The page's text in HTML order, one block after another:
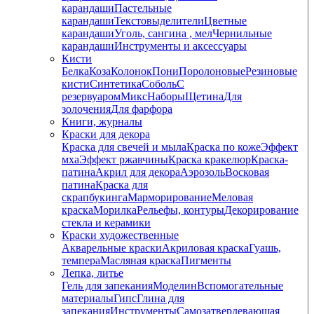
карандашиПастельные
карандашиТекстовыделителиЦветные
карандашиУголь, сангина , мелЧернильные
карандашиИнструменты и аксессуары
Кисти
БелкаКозаКолонокПониПоролоновыеРезиновые
кистиСинтетикаСобольС
резервуаромМиксНаборыЩетинаДля
золоченияДля фарфора
Книги, журналы
Краски для декора
Краска для свечей и мылаКраска по кожеЭффект
мхаЭффект ржавчиныКраска кракелюрКраска-
патинаАкрил для декораАэрозольВосковая
патинаКраска для
скрапбукингаМарморированиеМеловая
краскаМорилкаРельефы, контурыДекорирование
стекла и керамики
Краски художественные
Акварельные краскиАкриловая краскаГуашь,
темпераМасляная краскаПигменты
Лепка, литье
Гель для запеканияМоделинВспомогательные
материалыГипсГлина для
запеканияИнструментыСамозатвердевающая